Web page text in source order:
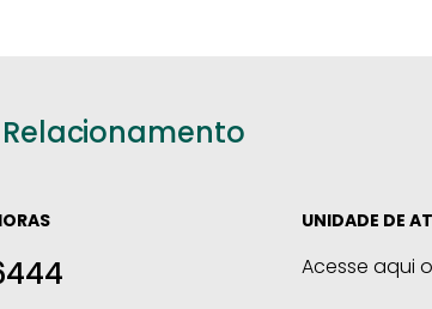
UNIDADE DE
Acesse aqui